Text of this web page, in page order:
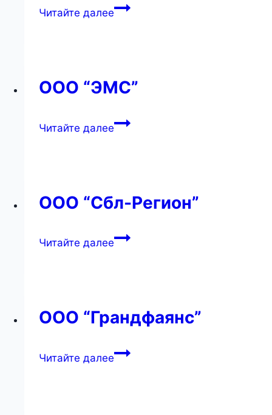
Читайте далееООО
ООО “ЭМС”
Читайте далееООО
ООО “Сбл-Регион”
Читайте далееООО
ООО “Грандфаянс”
Читайте далееООО